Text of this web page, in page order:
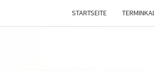
STARTSEITE